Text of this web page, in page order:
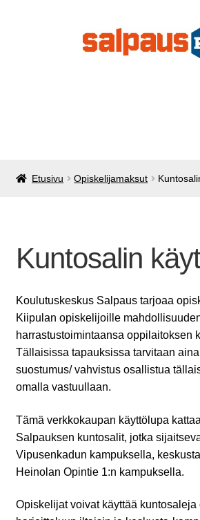
Siirry
Siirry
Etusivu Opiskelijamaksut
Kuntosalin
Koulutuskeskus Salpaus tarjoaa
Kiipulan opiskelijoille
harrastustoimintaansa oppilaitoksen
Tällaisissa tapauksissa tarvitaan
suostumus/ vahvistus osallistua
omalla vastuullaan.
Tämä verkkokaupan käyttölupa
Salpauksen kuntosalit, jotka
Vipusenkadun kampuksella,
Heinolan Opintie 1:n kampuksella.
Opiskelijat voivat käyttää kuntosaleja